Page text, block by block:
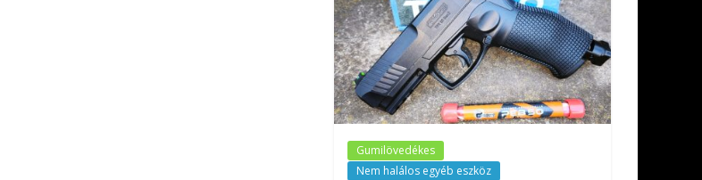
Gumilövedékes
Nem halálos egyéb eszköz